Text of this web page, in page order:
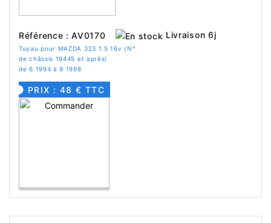
Référence : AV0170 Livraison 6j
Tuyau pour MAZDA 323 1.5 16v (N°
de châssis 19445 et après)
de 6 1994 à 9 1998
PRIX : 48 € TTC